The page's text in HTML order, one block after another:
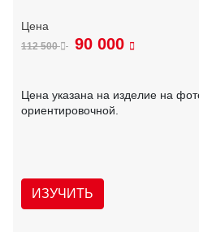
112 500 90 000
Цена указана на изделие на
ориентировочной.
ИЗУЧИТЬ